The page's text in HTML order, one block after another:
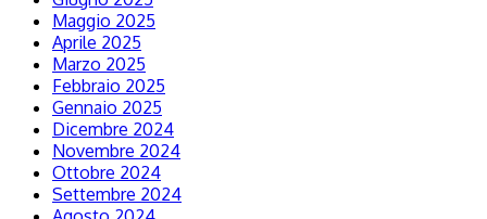
Maggio 2025
Aprile 2025
Marzo 2025
Febbraio 2025
Gennaio 2025
Dicembre 2024
Novembre 2024
Ottobre 2024
Settembre 2024